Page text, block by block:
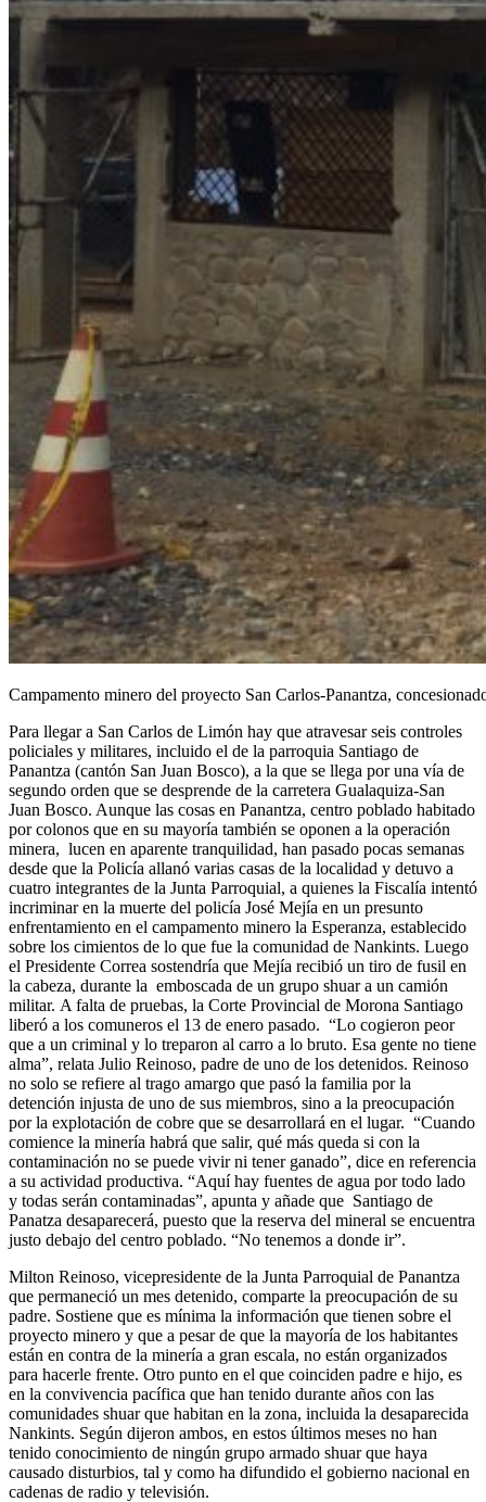
Campamento minero del proyecto San Carlos-Panantza,
Para llegar a San Carlos de Limón hay que atravesar seis controles
policiales y militares, incluido el de la parroquia Santiago de
Panantza (cantón San Juan Bosco), a la que se llega por una vía de
segundo orden que se desprende de la carretera Gualaquiza-San
Juan Bosco. Aunque las cosas en Panantza, centro poblado habitado
por colonos que en su mayoría también se oponen a la operación
minera, lucen en aparente tranquilidad, han pasado pocas semanas
desde que la Policía allanó varias casas de la localidad y detuvo a
cuatro integrantes de la Junta Parroquial, a quienes la Fiscalía intentó
incriminar en la muerte del policía José Mejía en un presunto
enfrentamiento en el campamento minero la Esperanza, establecido
sobre los cimientos de lo que fue la comunidad de Nankints. Luego
el Presidente Correa sostendría que Mejía recibió un tiro de fusil en
la cabeza, durante la emboscada de un grupo shuar a un camión
militar. A falta de pruebas, la Corte Provincial de Morona Santiago
liberó a los comuneros el 13 de enero pasado. “Lo cogieron peor
que a un criminal y lo treparon al carro a lo bruto. Esa gente no tiene
alma”, relata Julio Reinoso, padre de uno de los detenidos. Reinoso
no solo se refiere al trago amargo que pasó la familia por la
detención injusta de uno de sus miembros, sino a la preocupación
por la explotación de cobre que se desarrollará en el lugar. “Cuando
comience la minería habrá que salir, qué más queda si con la
contaminación no se puede vivir ni tener ganado”, dice en referencia
a su actividad productiva. “Aquí hay fuentes de agua por todo lado
y todas serán contaminadas”, apunta y añade que Santiago de
Panatza desaparecerá, puesto que la reserva del mineral se encuentra
justo debajo del centro poblado. “No tenemos a donde ir”.
Milton Reinoso, vicepresidente de la Junta Parroquial de Panantza
que permaneció un mes detenido, comparte la preocupación de su
padre. Sostiene que es mínima la información que tienen sobre el
proyecto minero y que a pesar de que la mayoría de los habitantes
están en contra de la minería a gran escala, no están organizados
para hacerle frente. Otro punto en el que coinciden padre e hijo, es
en la convivencia pacífica que han tenido durante años con las
comunidades shuar que habitan en la zona, incluida la desaparecida
Nankints. Según dijeron ambos, en estos últimos meses no han
tenido conocimiento de ningún grupo armado shuar que haya
causado disturbios, tal y como ha difundido el gobierno nacional en
cadenas de radio y televisión.